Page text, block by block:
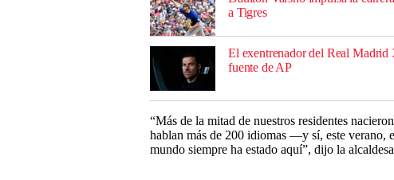
a Tigres
El exentrenador del Real Madrid
fuente de AP
“Más de la mitad de nuestros residentes
hablan más de 200 idiomas —y sí, este verano,
mundo siempre ha estado aquí”, dijo la